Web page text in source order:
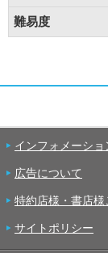
難易度
インフォメーショ
広告について
特約店様・書店様
サイトポリシー